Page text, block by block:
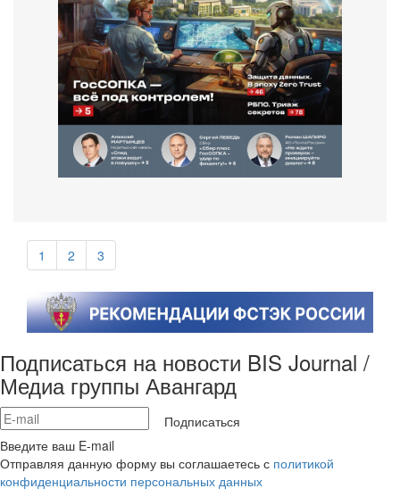
1 2 3
Подписаться на новости BIS Journal /
Медиа группы Авангард
Подписаться
Введите ваш E-mail
Отправляя данную форму вы соглашаетесь с политикой
конфиденциальности персональных данных